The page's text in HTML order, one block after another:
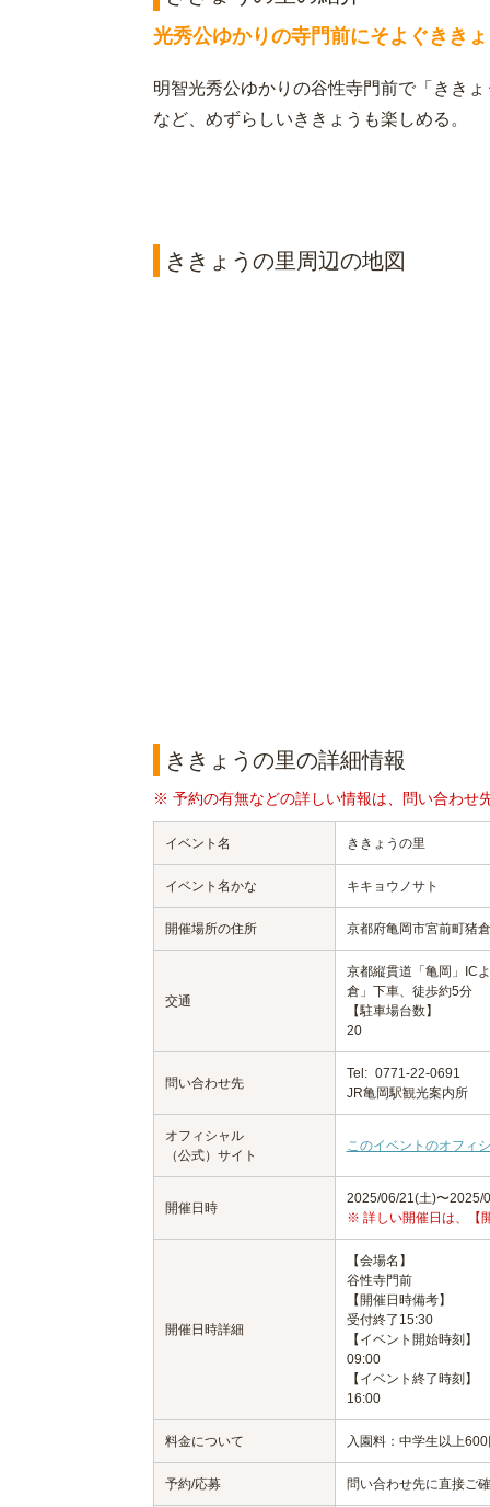
光秀公ゆかりの寺門前にそよぐきき
明智光秀公ゆかりの谷性寺門前で「きき
など、めずらしいききょうも楽しめる。
ききょうの里周辺の地図
ききょうの里の詳細情報
※ 予約の有無などの詳しい情報は、問い合わせ
イベント名 ききょうの里
イベント名かな キキョウノサト
開催場所の住所 京都府亀岡市宮前町猪倉
交通
京都縦貫道「亀岡」IC
倉」下車、徒歩約5分
【駐車場台数】
20
問い合わせ先
Tel: 0771-22-0691
JR亀岡駅観光案内所
オフィシャル
（公式）サイト
このイベントのオフィ
開催日時
2025/06/21(土)〜2025/
※ 詳しい開催日は、【
開催日時詳細
【会場名】
谷性寺門前
【開催日時備考】
受付終了15:30
【イベント開始時刻】
09:00
【イベント終了時刻】
16:00
料金について 入園料：中学生以上600
予約/応募 問い合わせ先に直接ご